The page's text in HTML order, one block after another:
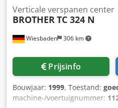
Wiesbaden 306 km
Verticale verspanen center
BROTHERTC 324 N
Prijsinfo
Bouwjaar: 1999, Toestand:
machine-/voertuignummer: